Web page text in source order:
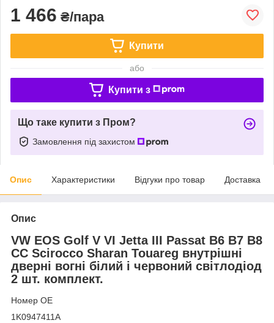
1 466 ₴/пара
Купити
або
Купити з
Що таке купити з Пром?
Замовлення під захистом
Опис Характеристики Відгуки про товар Доставка
Опис
VW EOS Golf V VI Jetta III Passat B6 B7 B8
CC Scirocco Sharan Touareg внутрішні
дверні вогні білий і червоний світлодіод
2 шт. комплект.
Номер OE
1K0947411A